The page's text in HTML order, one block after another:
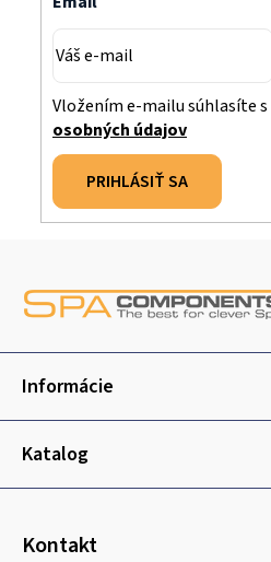
Vložením e-mailu súhlasíte s
osobných údajov
PRIHLÁSIŤ SA
ä
i
Informácie
Katalog
Kontakt